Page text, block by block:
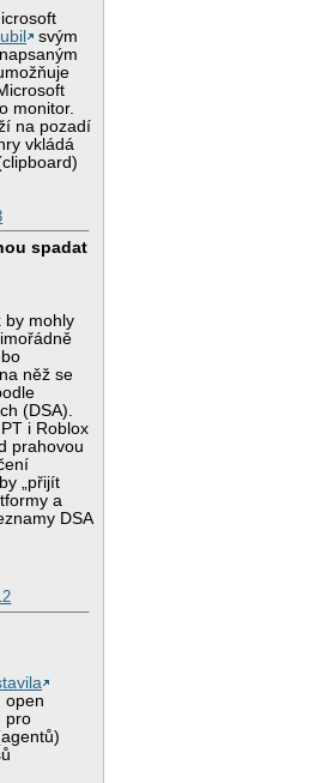
svým
napsaným
monitor.
na pozadí
vkládá
spadat
by mohly
něž se
(DSA).
i Roblox
prahovou
„přijít
a
DSA
open
pro